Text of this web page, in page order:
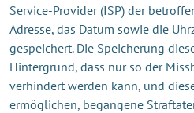
Service-Provider (ISP) der
Adresse, das Datum sowie die
gespeichert. Die Speicherung
Hintergrund, dass nur so der
verhindert werden kann, und
ermöglichen, begangene